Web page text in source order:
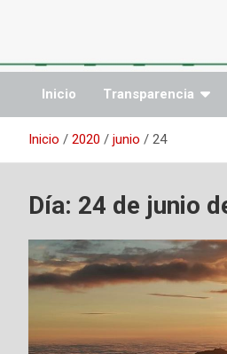
Inicio Transparencia
Inicio 2020 junio 24
Día: 24 de junio